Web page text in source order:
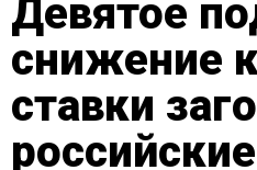
Девятое
снижение
ставки